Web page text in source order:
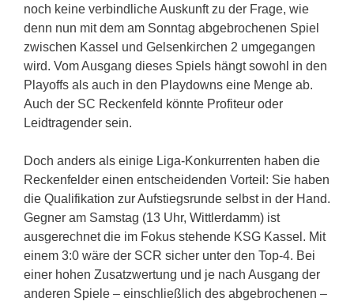
noch keine verbindliche Auskunft zu der Frage, wie
denn nun mit dem am Sonntag abgebrochenen Spiel
zwischen Kassel und Gelsenkirchen 2 umgegangen
wird. Vom Ausgang dieses Spiels hängt sowohl in den
Playoffs als auch in den Playdowns eine Menge ab.
Auch der SC Reckenfeld könnte Profiteur oder
Leidtragender sein.
Doch anders als einige Liga-Konkurrenten haben die
Reckenfelder einen entscheidenden Vorteil: Sie haben
die Qualifikation zur Aufstiegsrunde selbst in der Hand.
Gegner am Samstag (13 Uhr, Wittlerdamm) ist
ausgerechnet die im Fokus stehende KSG Kassel. Mit
einem 3:0 wäre der SCR sicher unter den Top-4. Bei
einer hohen Zusatzwertung und je nach Ausgang der
anderen Spiele – einschließlich des abgebrochenen –